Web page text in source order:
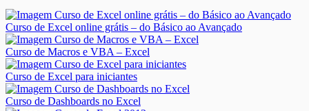
Curso de Excel online grátis – do Básico ao Avançado
Curso de Macros e VBA – Excel
Curso de Excel para iniciantes
Curso de Dashboards no Excel